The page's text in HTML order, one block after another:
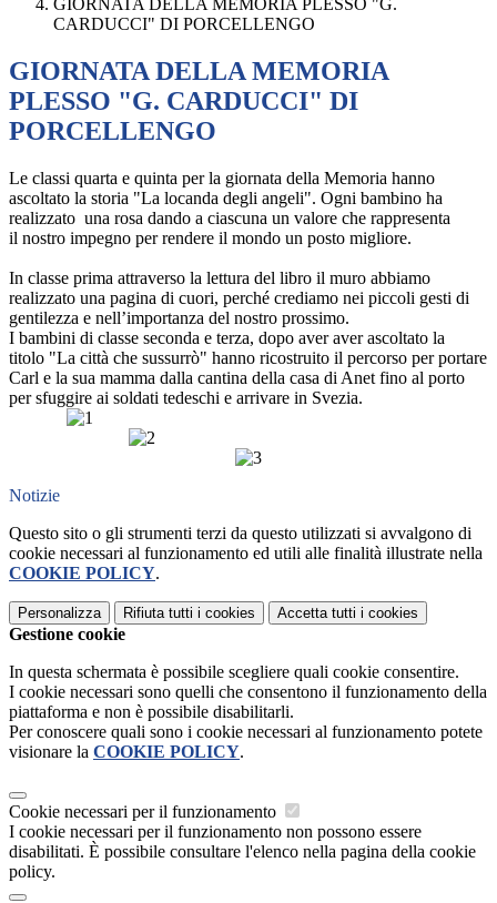
GIORNATA DELLA MEMORIA PLESSO "G.
CARDUCCI" DI PORCELLENGO
GIORNATA DELLA MEMORIA
PLESSO "G. CARDUCCI" DI
PORCELLENGO
Le classi quarta e quinta per la giornata della Memoria hanno
ascoltato la storia "La locanda degli angeli". Ogni bambino ha
realizzato una rosa dando a ciascuna un valore che rappresenta
il nostro impegno per rendere il mondo un posto migliore.
In classe prima attraverso la lettura del libro il muro abbiamo
realizzato una pagina di cuori, perché crediamo nei piccoli gesti di
gentilezza e nell’importanza del nostro prossimo.
I bambini di classe seconda e terza, dopo aver aver ascoltato la
titolo "La città che sussurrò" hanno ricostruito il percorso per portare
Carl e la sua mamma dalla cantina della casa di Anet fino al porto
per sfuggire ai soldati tedeschi e arrivare in Svezia.
Notizie
Questo sito o gli strumenti terzi da questo utilizzati si avvalgono di
cookie necessari al funzionamento ed utili alle finalità illustrate nella
COOKIE POLICY.
Personalizza Rifiuta tutti i cookies Accetta tutti i cookies
Gestione cookie
In questa schermata è possibile scegliere quali cookie consentire.
I cookie necessari sono quelli che consentono il funzionamento della
piattaforma e non è possibile disabilitarli.
Per conoscere quali sono i cookie necessari al funzionamento potete
visionare la COOKIE POLICY.
Cookie necessari per il funzionamento
I cookie necessari per il funzionamento non possono essere
disabilitati. È possibile consultare l'elenco nella pagina della cookie
policy.